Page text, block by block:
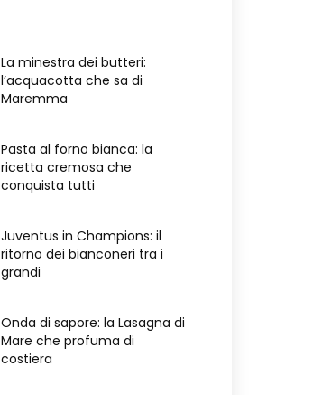
La minestra dei butteri:
l’acquacotta che sa di
Maremma
Pasta al forno bianca: la
ricetta cremosa che
conquista tutti
Juventus in Champions: il
ritorno dei bianconeri tra i
grandi
Onda di sapore: la Lasagna di
Mare che profuma di
costiera